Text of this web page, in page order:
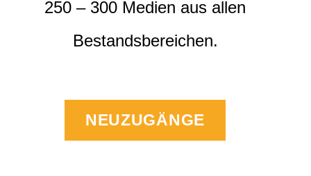
250 – 300 Medien aus allen
Bestandsbereichen.
NEUZUGÄNGE